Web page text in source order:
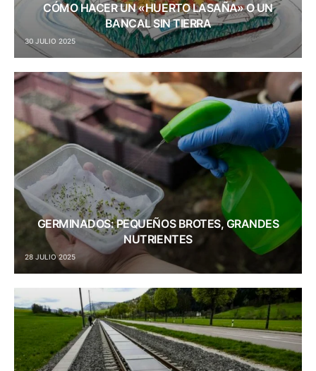
CÓMO HACER UN «HUERTO LASAÑA» O UN
BANCAL SIN TIERRA
30 JULIO 2025
GERMINADOS: PEQUEÑOS BROTES, GRANDES
NUTRIENTES
28 JULIO 2025